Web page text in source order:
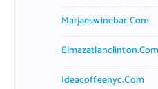
Marjaeswinebar.com
Elmazatlanclinton.com
Ideacoffeenyc.com